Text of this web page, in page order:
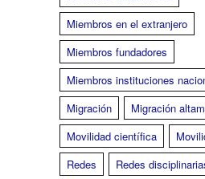
Miembros en el extranjero
Miembros fundadores
Miembros instituciones
Migración
Migración
Movilidad científica
Redes
Redes